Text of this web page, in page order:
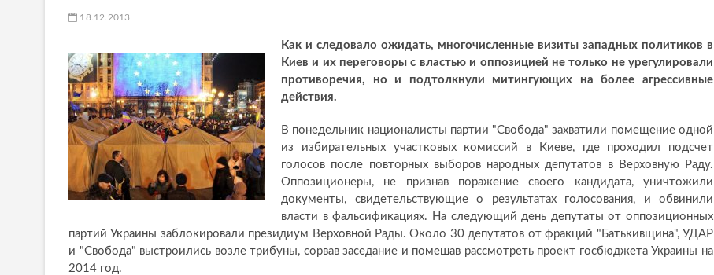
18.12.2013
Как и следовало ожидать, многочисленные визиты западных политиков в
Киев и их переговоры с властью и оппозицией не только не урегулировали
противоречия, но и подтолкнули митингующих на более агрессивные
действия.
В понедельник националисты партии "Свобода" захватили помещение одной
из избирательных участковых комиссий в Киеве, где проходил подсчет
голосов после повторных выборов народных депутатов в Верховную Раду.
Оппозиционеры, не признав поражение своего кандидата, уничтожили
документы, свидетельствующие о результатах голосования, и обвинили
власти в фальсификациях. На следующий день депутаты от оппозиционных
партий Украины заблокировали президиум Верховной Рады. Около 30 депутатов от фракций "Батькивщина", УДАР
и "Свобода" выстроились возле трибуны, сорвав заседание и помешав рассмотреть проект госбюджета Украины на
2014 год.